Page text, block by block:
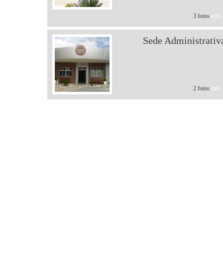
3 fotos em
Sede
2 fotos em